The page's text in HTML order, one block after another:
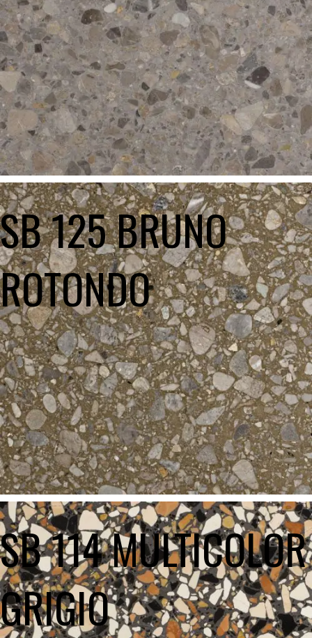
SB 125 BRUNO
ROTONDO
SB 114 MULTICOLOR
GRIGIO